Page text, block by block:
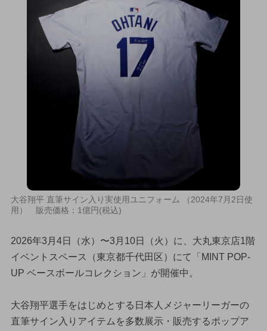
大谷翔平 直筆サイン入り実使用ユニフォーム （2024年7月2日使
用） 販売価格：1億円(税込)
2026年3月4日（水）〜3月10日（火）に、大丸東京店1階
イベントスペース（東京都千代田区）にて「MINT POP-
UP ベースボールコレクション」が開催中。
大谷翔平選手をはじめとする日本人メジャーリーガーの
直筆サイン入りアイテムを多数展示・販売するポップア